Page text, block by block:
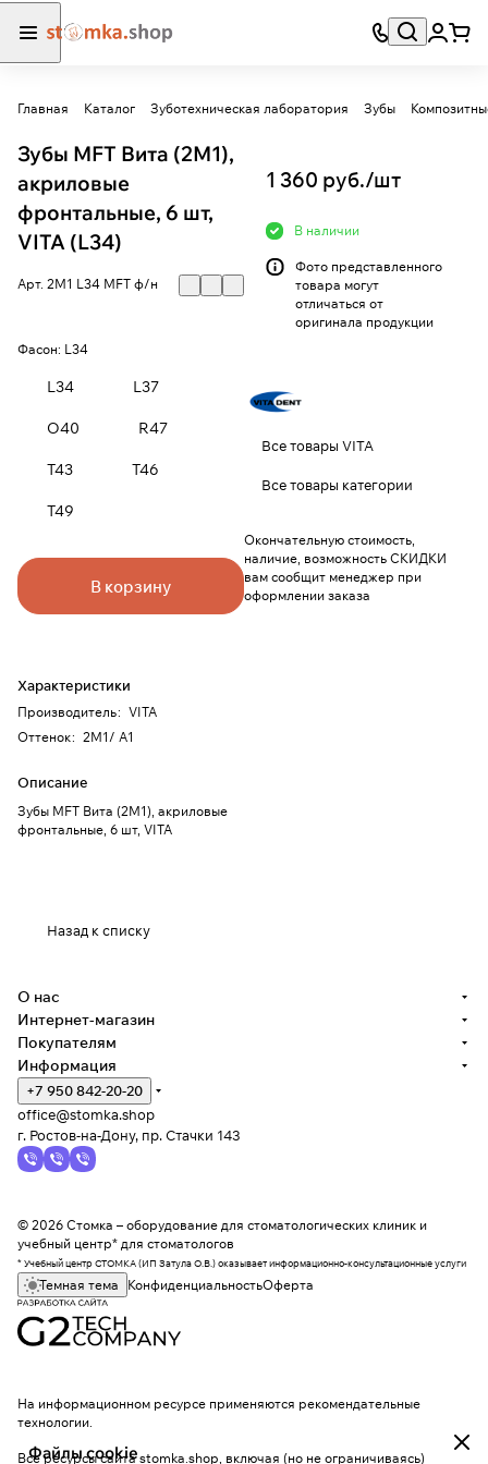
Главная Каталог Зуботехническая лаборатория Зубы
Зубы MFT Вита (2М1),
акриловые
фронтальные, 6 шт,
VITA (L34)
Арт. 2М1 L34 MFT ф/н
Фасон: L34
L34 L37
O40 R47
T43 T46
T49
В корзину
Характеристики
Производитель: VITA
Оттенок: 2M1/ A1
Описание
Зубы MFT Вита (2М1), акриловые
фронтальные, 6 шт, VITA
1 360 руб./шт
В наличии
Фото представленного
товара могут
отличаться от
оригинала продукции
Все товары VITA
Все товары категории
Окончательную стоимость,
наличие, возможность СКИДКИ
вам сообщит менеджер при
оформлении заказа
Назад к списку
Файлы cookie
О нас
Интернет-магазин
Покупателям
Информация
+7 950 842-20-20
office@stomka.shop
г. Ростов-на-Дону, пр. Стачки 143
© 2026 Стомка – оборудование для стоматологических клиник и
учебный центр* для стоматологов
* Учебный центр СТОМКА (ИП Затула О.В.) оказывает информационно-консультационные услуги
Темная тема КонфиденциальностьОферта
На информационном ресурсе применяются рекомендательные
технологии.
Все ресурсы сайта stomka.shop, включая (но не ограничиваясь)